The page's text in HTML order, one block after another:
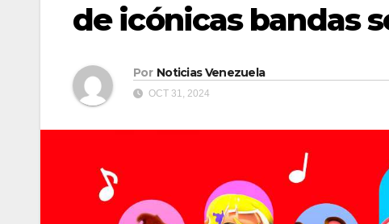
de icónicas bandas
Por Noticias Venezuela
OCT 31, 2024